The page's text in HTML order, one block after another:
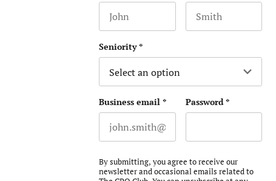
This field is for validation purposes
First name
Last name
Seniority*
Business email* Password *
By submitting, you agree to receive our
newsletter and occasional emails related to